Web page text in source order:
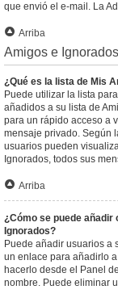
que envió el e-mail. La
Arriba
Amigos e Ignorados
¿Qué es la lista de Mis
Puede utilizar la lista
añadidos a su lista de
para un rápido acceso a
mensaje privado. Según
usuarios pueden
Ignorados, todos sus
Arriba
¿Cómo se puede
Ignorados?
Puede añadir usuarios a
un enlace para añadirlo
hacerlo desde el Panel
nombre. Puede eliminar